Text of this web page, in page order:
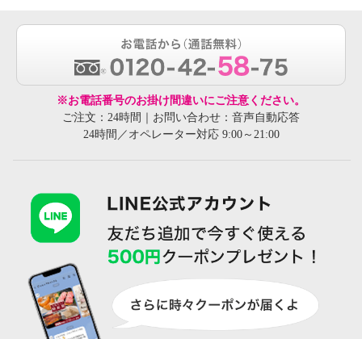
※お電話番号のお掛け間違いにご注意ください。
ご注文：24時間｜お問い合わせ：音声自動応答
24時間／オペレーター対応 9:00～21:00